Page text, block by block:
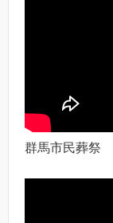
群馬市民葬祭